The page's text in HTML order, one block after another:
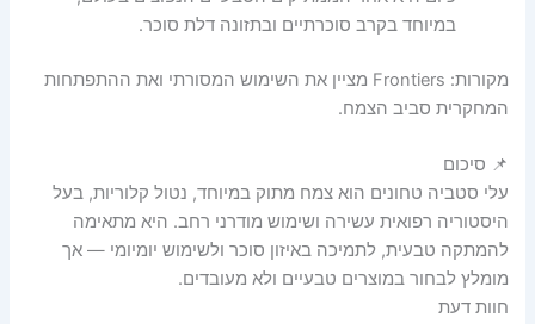
במיוחד בקרב סוכרתיים ובתזונה דלת סוכר.
מקורות: Frontiers מציין את השימוש המסורתי ואת ההתפתחות
המחקרית סביב הצמח.
📌 סיכום
עלי סטביה טחונים הוא צמח מתוק במיוחד, נטול קלוריות, בעל
היסטוריה רפואית עשירה ושימוש מודרני רחב. היא מתאימה
להמתקה טבעית, לתמיכה באיזון סוכר ולשימוש יומיומי — אך
מומלץ לבחור במוצרים טבעיים ולא מעובדים.
חוות דעת